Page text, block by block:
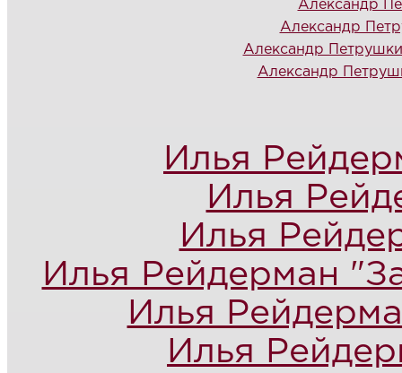
Александр
Александр
Александр
Александр
Илья
Илья
Илья
Илья Рейдерман
Илья
Илья